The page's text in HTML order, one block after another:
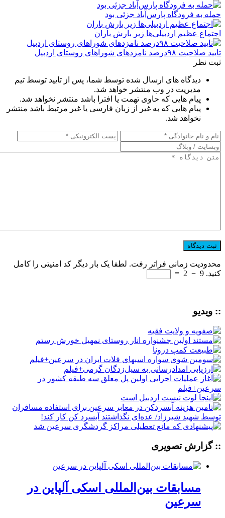
حمله به فرودگاه پارس‌‌آباد جزئی بود
اجتماع عظیم اردبیلی‌ها زیر بارش باران
تایید صلاحیت ۹۸درصد نامزدهای شوراهای روستای اردبیل
ثبت نظر
دیدگاه های ارسال شده توسط شما، پس از تایید توسط تیم
مدیریت در وب منتشر خواهد شد.
پیام هایی که حاوی تهمت یا افترا باشد منتشر نخواهد شد.
پیام هایی که به غیر از زبان فارسی یا غیر مرتبط باشد منتشر
نخواهد شد.
محدودیت زمانی فراتر رفت. لطفا یک بار دیگر کد امنیتی را کامل
کنید. 9
−
2
=
:: ویدیو
:: گزارش تصویری
مسابقات بین‌المللی اسکی آلپاین در
سرعین